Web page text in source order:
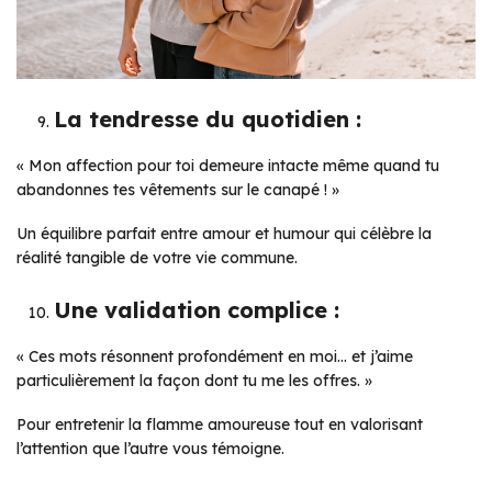
La tendresse du quotidien :
« Mon affection pour toi demeure intacte même quand tu
abandonnes tes vêtements sur le canapé ! »
Un équilibre parfait entre amour et humour qui célèbre la
réalité tangible de votre vie commune.
Une validation complice :
« Ces mots résonnent profondément en moi… et j’aime
particulièrement la façon dont tu me les offres. »
Pour entretenir la flamme amoureuse tout en valorisant
l’attention que l’autre vous témoigne.